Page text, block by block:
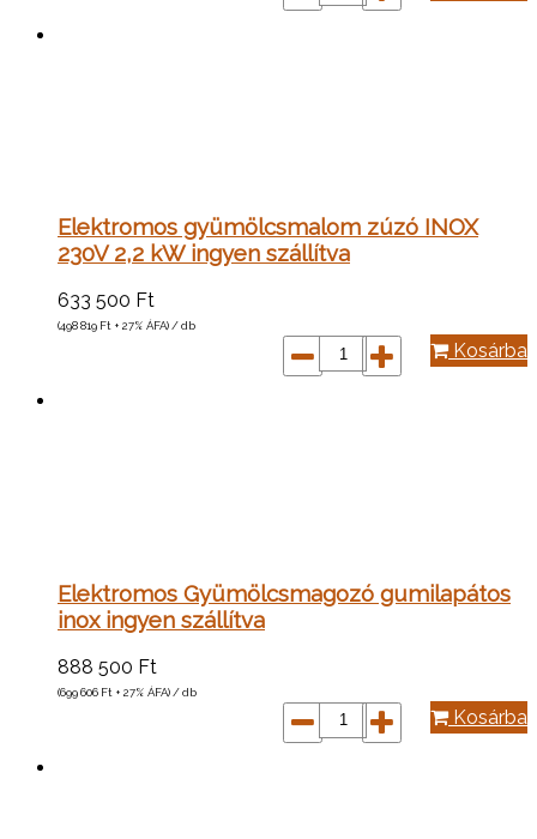
Elektromos gyümölcsmalom zúzó INOX
230V 2,2 kW ingyen szállítva
633 500 Ft
(498 819 Ft + 27% ÁFA) / db
Kosárba
Elektromos Gyümölcsmagozó gumilapátos
inox ingyen szállítva
888 500 Ft
(699 606 Ft + 27% ÁFA) / db
Kosárba